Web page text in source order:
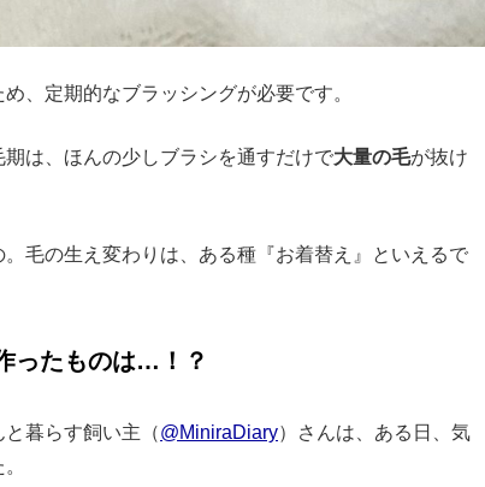
、定期的なブラッシングが必要です。
は、ほんの少しブラシを通すだけで大量の毛が抜け
毛の生え変わりは、ある種『お着替え』といえるで
ったものは…！？
暮らす飼い主（@MiniraDiary）さんは、ある日、気